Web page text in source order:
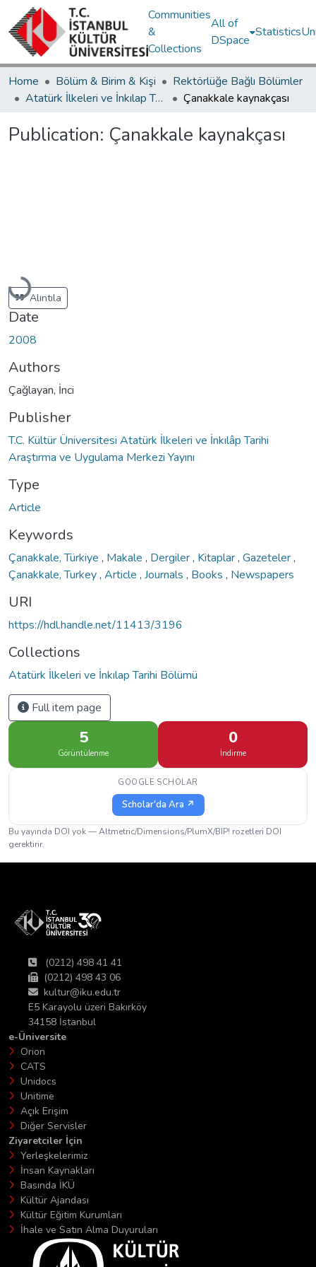
Communities
&
Collections
All of
DSpace
Statistics
Home Bölüm & Birim & Kişi
Rektörlüğe Bağlı Bölümler
Atatürk İlkeleri ve İnkılap Tarihi Bölümü
Çanakkale kaynakçası
Publication: Çanakkale kaynakçası
Loading...
Alıntıla
Date
2008
Authors
Çağlayan, İnci
Publisher
T.C. Kültür Üniversitesi Atatürk İlkeleri ve İnkılâp Tarihi
Araştırma ve Uygulama Merkezi Yayını
Type
Article
Keywords
Çanakkale, Türkiye , Makale , Dergiler, Kitaplar, Gazeteler,
Çanakkale, Turkey, Article , Journals , Books , Newspapers
URI
https://hdl.handle.net/11413/3196
Collections
Atatürk İlkeleri ve İnkılap Tarihi Bölümü
Full item page
5
Görüntülenme
0
İndirme
GOOGLE SCHOLAR
Scholar'da Ara ↗
Bu yayında DOI yok — Altmetric/Dimensions/PlumX/BIP! rozetleri DOI
gerektirir.
(0212) 498 41 41
(0212) 498 43 06
kultur@iku.edu.tr
E5 Karayolu üzeri Bakırköy
34158 İstanbul
e-Üniversite
Orion
CATS
Unidocs
Unitime
Açık Erişim
Diğer Servisler
Ziyaretciler İçin
Yerleşkelerimiz
İnsan Kaynakları
Basında İKÜ
Kültür Ajandası
Kültür Eğitim Kurumları
İhale ve Satın Alma Duyuruları